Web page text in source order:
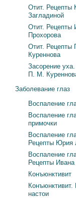
Отит. Рецепты
Загладиной
Отит. Рецепты
Прохорова
Отит. Рецепты
Куреннова
Засорение
П. М.
Заболевание глаз
Воспаление
Воспаление
примочки
Воспаление
Рецепты Юрия
Воспаление
Рецепты
Конъюнктивит
Конъюнктивит.
настои